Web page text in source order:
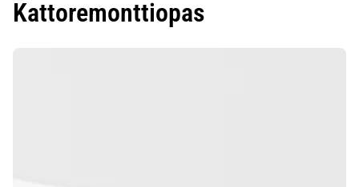
Kattoremonttiopas